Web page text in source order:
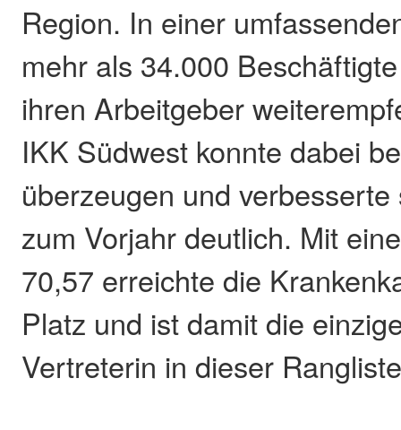
Region. In einer
mehr als 34.000
ihren Arbeitgeber
IKK Südwest konnte dabei
überzeugen und
zum Vorjahr deutlich. Mit
70,57 erreichte die
Platz und ist damit die
Vertreterin in dieser